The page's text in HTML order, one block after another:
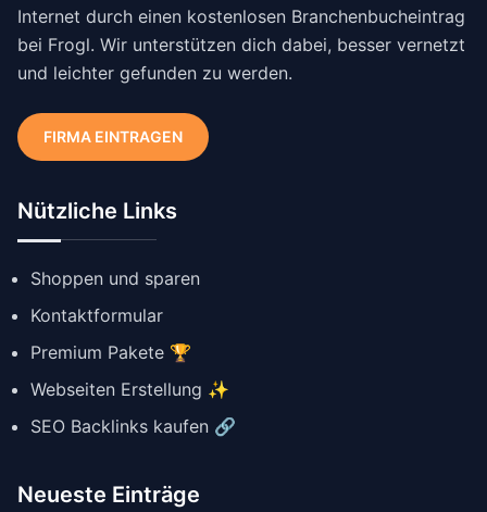
Internet durch einen kostenlosen Branchenbucheintrag
bei Frogl. Wir unterstützen dich dabei, besser vernetzt
und leichter gefunden zu werden.
FIRMA EINTRAGEN
Nützliche Links
Shoppen und sparen
Kontaktformular
Premium Pakete 🏆
Webseiten Erstellung ✨
SEO Backlinks kaufen 🔗
Neueste Einträge